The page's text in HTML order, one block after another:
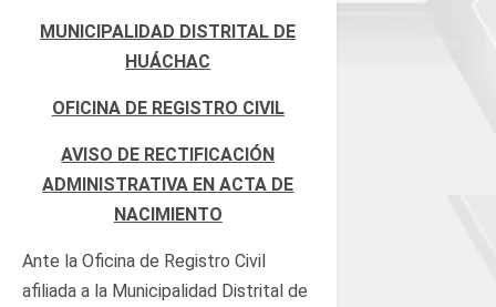
MUNICIPALIDAD DISTRITAL DE
HUÁCHAC
OFICINA DE REGISTRO CIVIL
AVISO DE RECTIFICACIÓN
ADMINISTRATIVA EN ACTA DE
NACIMIENTO
Ante la Oficina de Registro Civil
afiliada a la Municipalidad Distrital de